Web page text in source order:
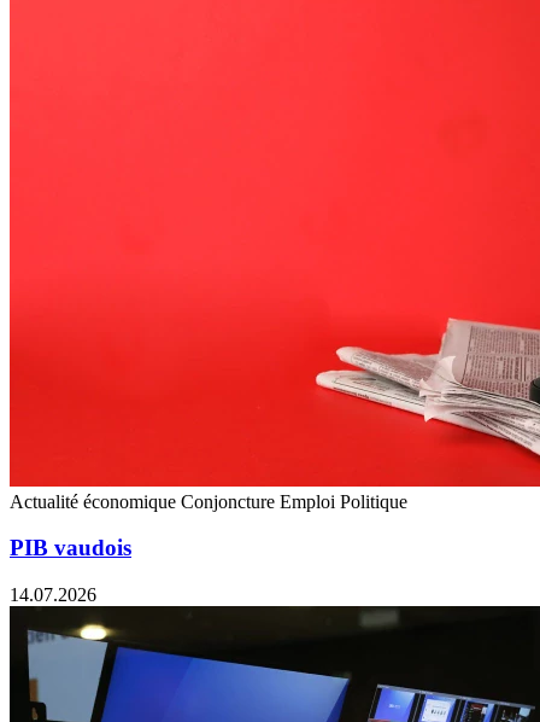
Actualité économique Conjoncture Emploi Politique
PIB vaudois
14.07.2026